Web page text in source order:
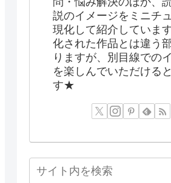
説のイメージをミニチ
現化して紹介していま
化された作品とは違う
りますが、別目線での
を楽しんでいただける
す★